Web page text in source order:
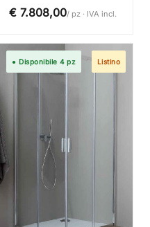
€ 7.808,00/ pz · IVA incl.
● Disponibile 4 pz Listino